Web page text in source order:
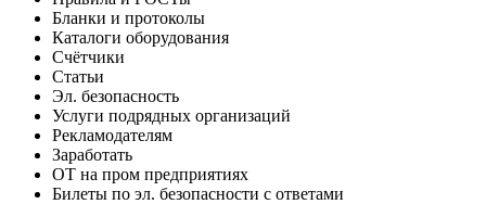
Бланки и протоколы
Каталоги оборудования
Счётчики
Статьи
Эл. безопасность
Услуги подрядных организаций
Рекламодателям
Заработать
ОТ на пром предприятиях
Билеты по эл. безопасности с ответами